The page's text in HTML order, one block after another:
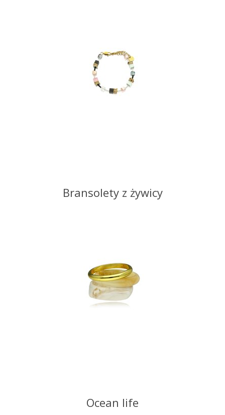
Bransolety z żywicy
Ocean life